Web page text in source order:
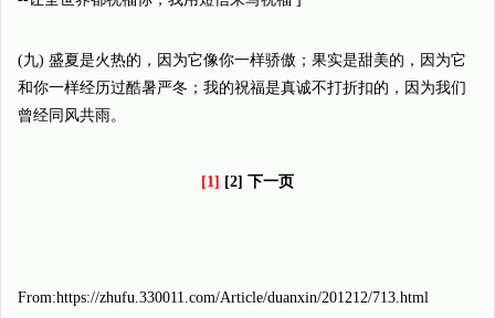
(九) 盛夏是火热的，因为它像你一样骄傲；果实是甜美的，因为它
和你一样经历过酷暑严冬；我的祝福是真诚不打折扣的，因为我们
曾经同风共雨。
[1] [2] 下一页
From:https://zhufu.330011.com/Article/duanxin/201212/713.html